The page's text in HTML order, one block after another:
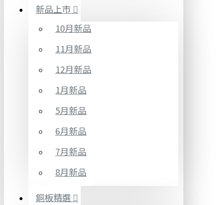
新品上市
10月新品
11月新品
12月新品
1月新品
5月新品
6月新品
7月新品
8月新品
銅板精選